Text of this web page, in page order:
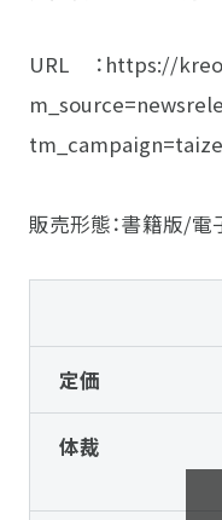
URL ： https://
販売形態：書籍版/電
定価
体裁